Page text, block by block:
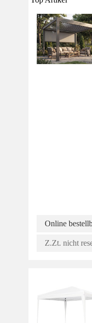
Online
Z.Zt. nicht